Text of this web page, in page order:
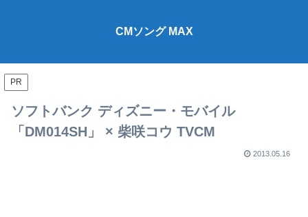
CMソング MAX
PR
ソフトバンク ディズニー・モバイル
「DM014SH」 × 柴咲コウ TVCM
2013.05.16